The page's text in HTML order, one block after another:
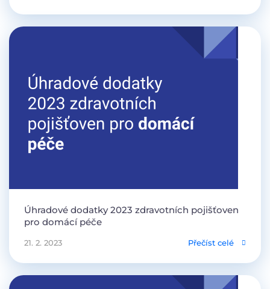
Úhradové dodatky 2023 zdravotních pojišťoven
pro domácí péče
21. 2. 2023 Přečíst celé